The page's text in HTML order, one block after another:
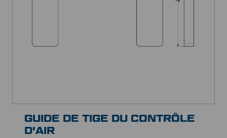
GUIDE DE TIGE DU CONTRÔLE
D'AIR